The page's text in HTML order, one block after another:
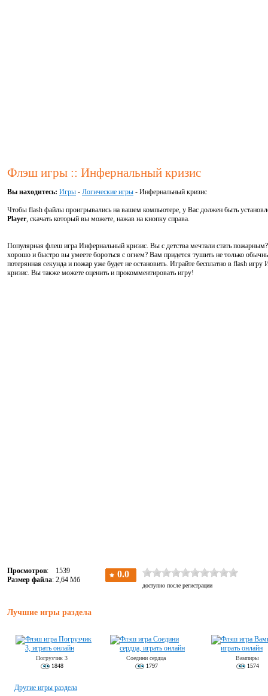
Флэш игры :: Инфернальный кризис
Вы находитесь: Игры - Логические игры - Инфернальный кризис
Чтобы flash файлы проигрывались на вашем компьютере, у Вас должен быть
Player, скачать который вы можете, нажав на кнопку справа.
Популярная флеш игра Инфернальный кризис. Вы с детства мечтали стать
хорошо и быстро вы умеете бороться с огнем? Вам придется тушить не только
потерянная секунда и пожар уже будет не остановить. Играйте бесплатно в flash
кризис. Вы также можете оценить и прокомментировать игру!
Просмотров: 1539
Размер файла: 2,64 Мб
Лучшие игры раздела
Погрузчик 3
1848
Соедини сердца
1797
Вампиры
1574
Другие игры раздела